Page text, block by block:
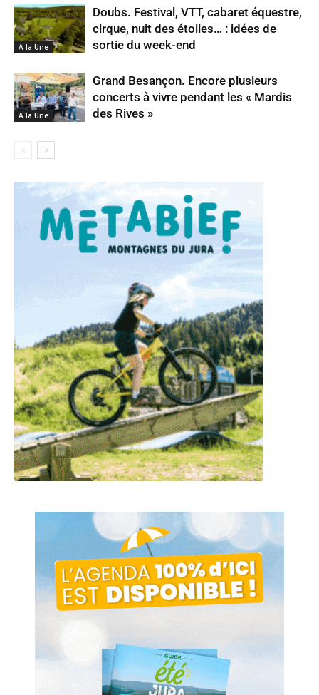
A la Une
Doubs. Festival, VTT, cabaret équestre,
cirque, nuit des étoiles… : idées de
sortie du week-end
A la Une
Grand Besançon. Encore plusieurs
concerts à vivre pendant les « Mardis
des Rives »